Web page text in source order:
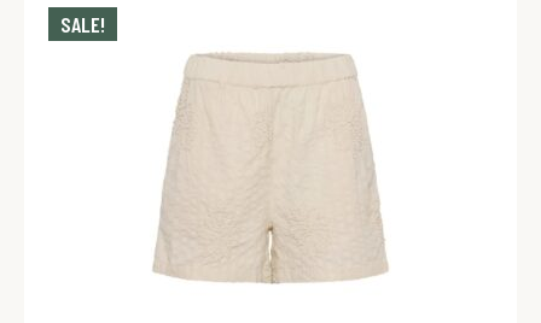
SALE!